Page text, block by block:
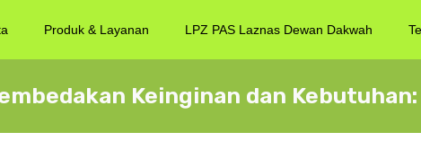
Produk & Layanan LPZ PAS Laznas Dewan Dakwah
Keinginan dan